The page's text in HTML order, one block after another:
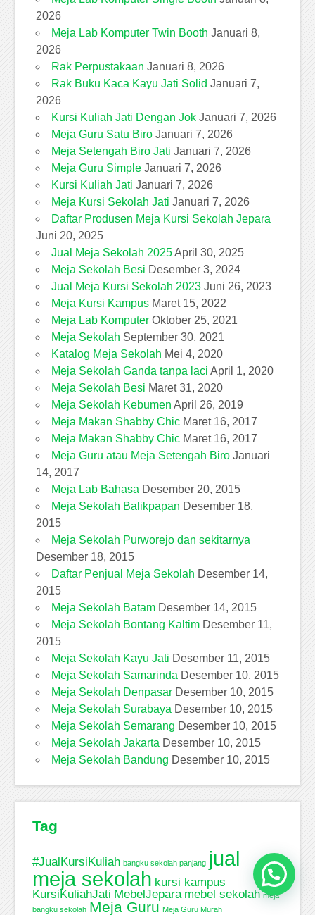
2026
Meja Lab Komputer Twin Booth Januari 8,
2026
Rak Perpustakaan Januari 8, 2026
Rak Buku Kaca Kayu Jati Solid Januari 7,
2026
Kursi Kuliah Jati Dengan Jok Januari 7, 2026
Meja Guru Satu Biro Januari 7, 2026
Meja Setengah Biro Jati Januari 7, 2026
Meja Guru Simple Januari 7, 2026
Kursi Kuliah Jati Januari 7, 2026
Meja Kursi Sekolah Jati Januari 7, 2026
Daftar Produsen Meja Kursi Sekolah Jepara
Juni 20, 2025
Jual Meja Sekolah 2025 April 30, 2025
Meja Sekolah Besi Desember 3, 2024
Jual Meja Kursi Sekolah 2023 Juni 26, 2023
Meja Kursi Kampus Maret 15, 2022
Meja Lab Komputer Oktober 25, 2021
Meja Sekolah September 30, 2021
Katalog Meja Sekolah Mei 4, 2020
Meja Sekolah Ganda tanpa laci April 1, 2020
Meja Sekolah Besi Maret 31, 2020
Meja Sekolah Kebumen April 26, 2019
Meja Makan Shabby Chic Maret 16, 2017
Meja Makan Shabby Chic Maret 16, 2017
Meja Guru atau Meja Setengah Biro Januari
14, 2017
Meja Lab Bahasa Desember 20, 2015
Meja Sekolah Balikpapan Desember 18,
2015
Meja Sekolah Purworejo dan sekitarnya
Desember 18, 2015
Daftar Penjual Meja Sekolah Desember 14,
2015
Meja Sekolah Batam Desember 14, 2015
Meja Sekolah Bontang Kaltim Desember 11,
2015
Meja Sekolah Kayu Jati Desember 11, 2015
Meja Sekolah Samarinda Desember 10, 2015
Meja Sekolah Denpasar Desember 10, 2015
Meja Sekolah Surabaya Desember 10, 2015
Meja Sekolah Semarang Desember 10, 2015
Meja Sekolah Jakarta Desember 10, 2015
Meja Sekolah Bandung Desember 10, 2015
Tag
#JualKursiKuliah bangku sekolah panjang jual
meja sekolah kursi kampus
KursiKuliahJati MebelJepara mebel sekolah meja
bangku sekolah Meja Guru Meja Guru Murah